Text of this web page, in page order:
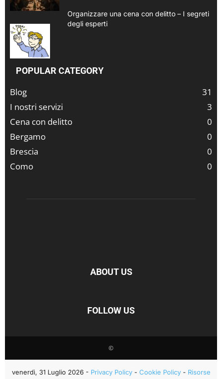
Organizzare una cena con delitto – I segreti
degli esperti
POPULAR CATEGORY
Blog
31
I nostri servizi
3
Cena con delitto
0
Bergamo
0
Brescia
0
Como
0
ABOUT US
FOLLOW US
©
venerdì, 31 Luglio 2026 - Privacy Policy- Cookie Policy- Risorse